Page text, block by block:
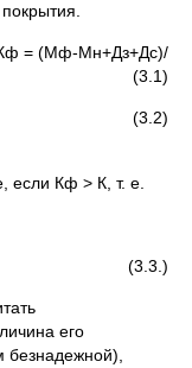
Мн+Дз+Дс)/
Дк (3.2)
если Кф > К, т. е.
Дк. (3.3.)
его
безнадежной),